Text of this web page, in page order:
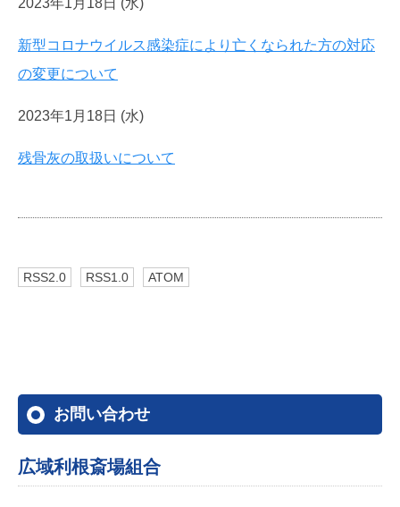
2023年1月18日 (水)
新型コロナウイルス感染症により亡くなられた方の対応
の変更について
2023年1月18日 (水)
残骨灰の取扱いについて
RSS2.0 RSS1.0 ATOM
お問い合わせ
広域利根斎場組合